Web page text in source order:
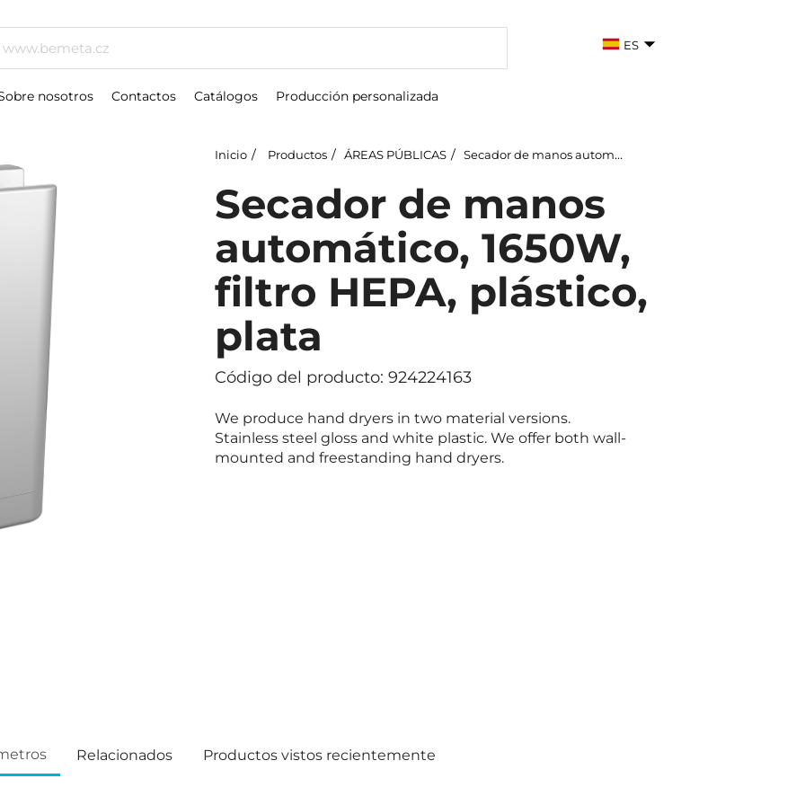
nosotros Contactos Catálogos Producción personalizada
ES
Inicio Productos ÁREAS PÚBLICAS Secador de manos automático, 1650W, filtro HEPA, plástico, plata
Secador de manos
automático, 1650W,
filtro HEPA, plástico,
plata
Código del producto: 924224163
We produce hand dryers in two material versions.
Stainless steel gloss and white plastic. We offer both wall-
mounted and freestanding hand dryers.
Relacionados Productos vistos recientemente